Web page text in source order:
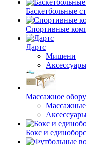
Баскетбольные
Спортивные
Дартс
Мишени
Массажное
Бокс и